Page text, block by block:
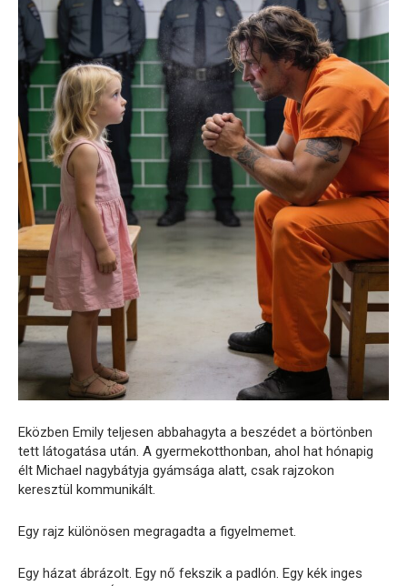
Eközben Emily teljesen abbahagyta a beszédet a börtönben
tett látogatása után. A gyermekotthonban, ahol hat hónapig
élt Michael nagybátyja gyámsága alatt, csak rajzokon
keresztül kommunikált.
Egy rajz különösen megragadta a figyelmemet.
Egy házat ábrázolt. Egy nő fekszik a padlón. Egy kék inges